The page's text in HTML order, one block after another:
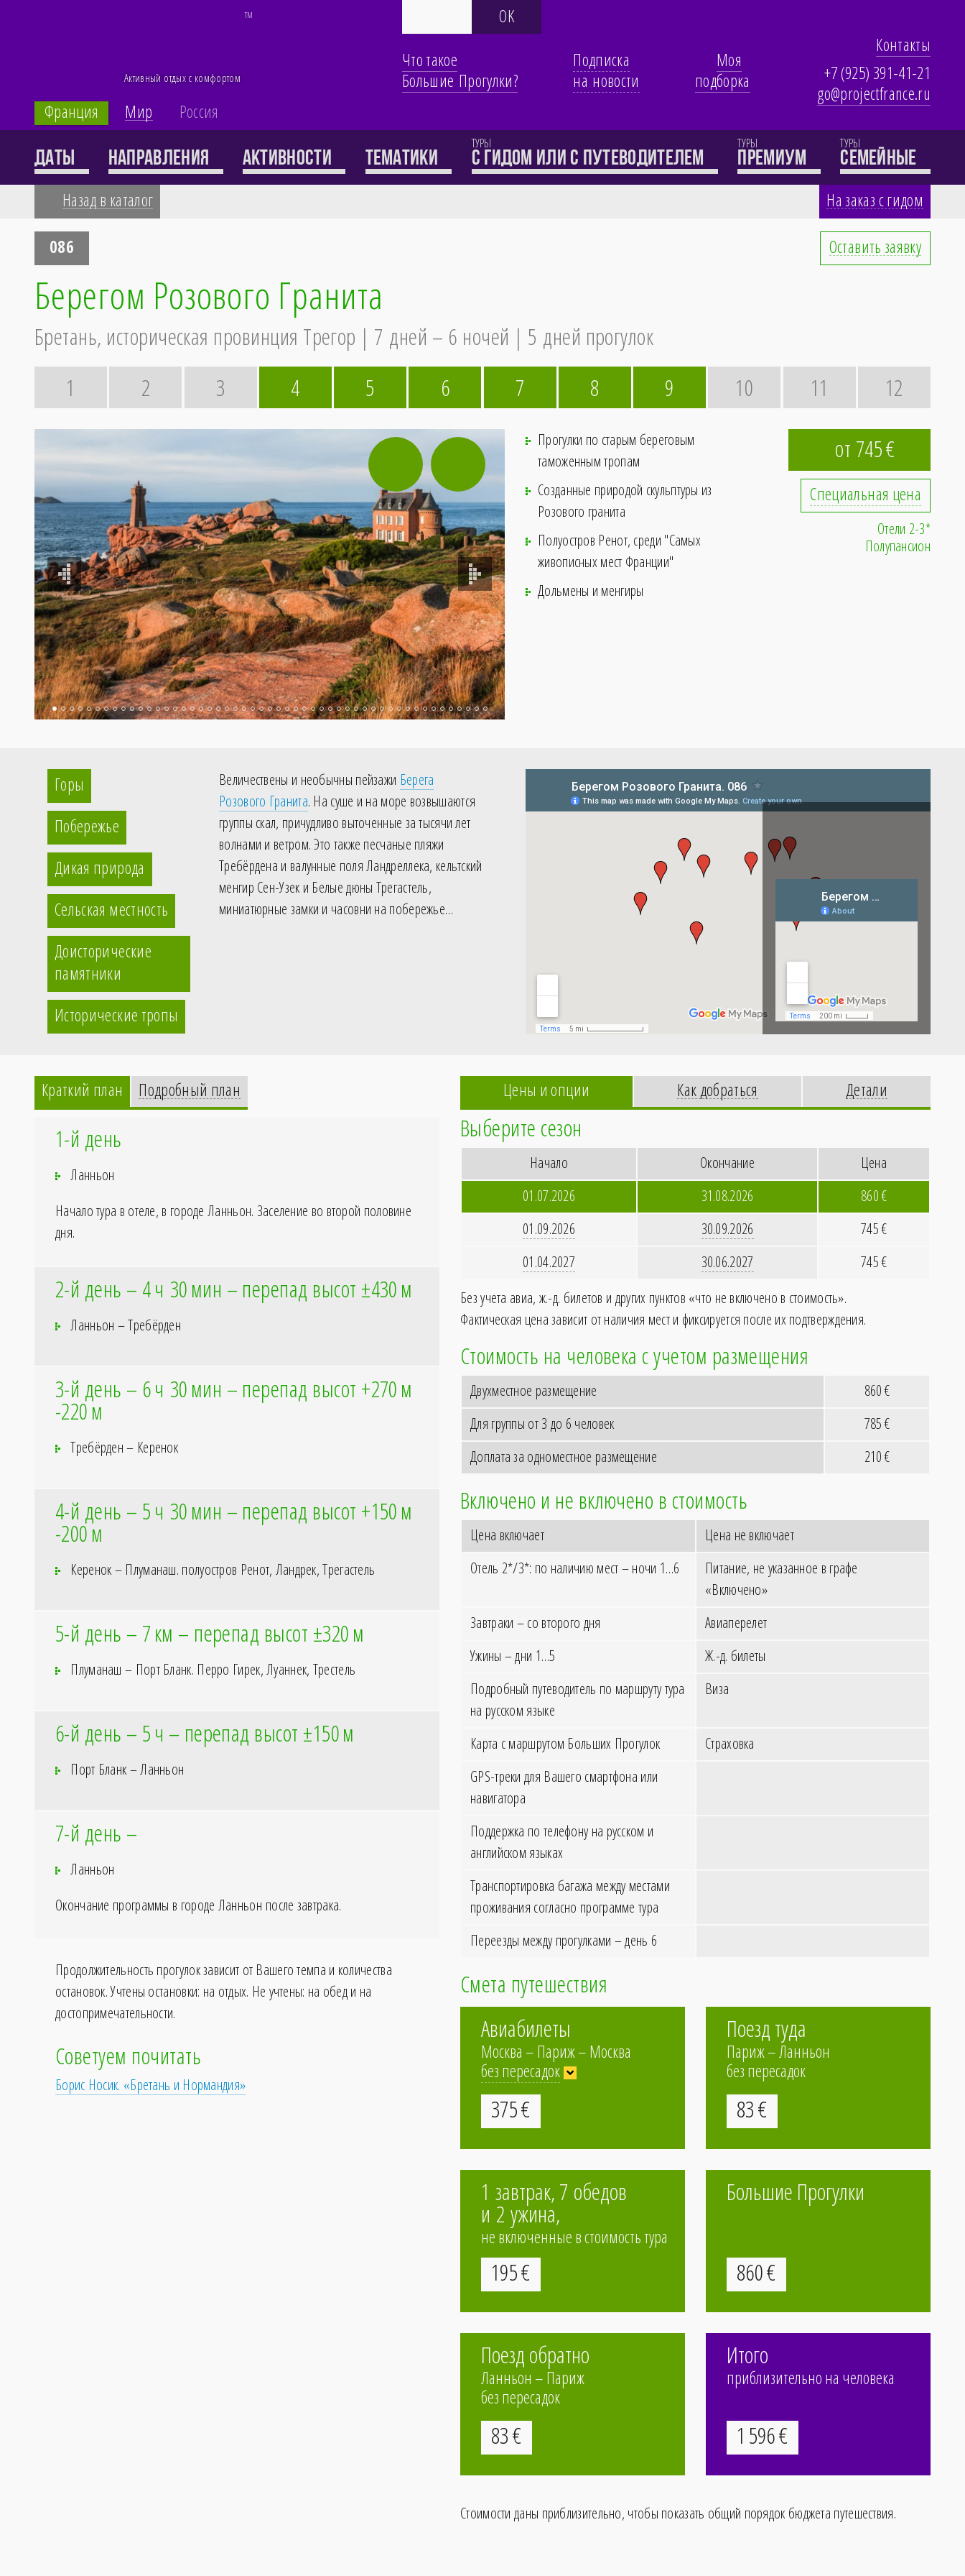
TM
Активный отдых с комфортом
Франция Мир Россия
Что такое
Большие Прогулки?
Подписка
на новости
Моя
подборка
Контакты
+7 (925) 391-41-21
go@projectfrance.ru
Каталог
Назад в каталог На заказ с гидом
086 Оставить заявку
Берегом Розового Гранита
Бретань, историческая провинция Трегор 7 дней – 6 ночей
5 дней прогулок
1
2 3 4 5 6 7 8 9 10 11 12
Прогулки по старым береговым
таможенным тропам
Созданные природой скульптуры из
Розового гранита
Полуостров Ренот, среди "Самых
живописных мест Франции"
Дольмены и менгиры
от 745€
Специальная цена
Отели 2-3*
Полупансион
Горы
Побережье
Дикая природа
Сельская местность
Доисторические
памятники
Исторические тропы
Величествены и необычны пейзажи Берега
Розового Гранита. На суше и на море возвышаются
группы скал, причудливо выточенные за тысячи лет
волнами и ветром. Это также песчаные пляжи
Требёрдена и валунные поля Ландреллека, кельтский
менгир Сен-Узек и Белые дюны Трегастель,
миниатюрные замки и часовни на побережье…
Цены и опции Как добраться Детали
Краткий план Подробный план
1-й день
Ланньон
Начало тура в отеле, в городе Ланньон. Заселение во второй половине
дня.
2-й день – 4ч 30мин – перепад высот ±430м
Ланньон – Требёрден
3-й день – 6ч 30мин – перепад высот +270м
-220м
Требёрден – Керенок
4-й день – 5ч 30мин – перепад высот +150м
-200м
Керенок – Плуманаш. полуостров Ренот, Ландрек, Трегастель
5-й день – 7км – перепад высот ±320м
Плуманаш – Порт Бланк. Перро Гирек, Луаннек, Трестель
6-й день – 5ч – перепад высот ±150м
Порт Бланк – Ланньон
7-й день –
Ланньон
Окончание программы в городе Ланньон после завтрака.
Продолжительность прогулок зависит от Вашего темпа и количества
остановок. Учтены остановки: на отдых. Не учтены: на обед и на
достопримечательности.
Советуем почитать
Борис Носик. «Бретань и Нормандия»
Выберите сезон
Начало Окончание
Цена
01.07.2026
31.08.2026 860€
01.09.2026
30.09.2026 745€
01.04.2027
30.06.2027 745€
Без учета авиа, ж.-д. билетов и других пунктов «что не включено в стоимость».
Фактическая цена зависит от наличия мест и фиксируется после их подтверждения.
Стоимость на человека с учетом размещения
Двухместное размещение 860€
Для группы от 3 до 6 человек
785€
Доплата за одноместное размещение
210€
Включено и не включено в стоимость
Цена включает
Цена не включает
Отель 2*/3*: по наличию мест – ночи 1…6
Питание, не указанное в графе
«Включено»
Завтраки – со второго дня
Авиаперелет
Ужины – дни 1…5
Ж.-д. билеты
Подробный путеводитель по маршруту тура
на русском языке
Виза
Карта с маршрутом Больших Прогулок
Страховка
GPS-треки для Вашего смартфона или
навигатора
Поддержка по телефону на русском и
английском языках
Транспортировка багажа между местами
проживания согласно программе тура
Переезды между прогулками – день 6
Смета путешествия
Авиабилеты
Москва – Париж – Москва
без пересадок
375€
без пересадок
c 1-ой пересадкой
Поезд туда
Париж – Ланньон
без пересадок
83€
Большие Прогулки
860€
undefined
undefined
1 завтрак, 7 обедов
и 2 ужина,
не включенные в стоимость тура
195€
Поезд обратно
Ланньон – Париж
без пересадок
83€
Итого
приблизительно на человека
1 596€
Стоимости даны приблизительно, чтобы показать общий порядок бюджета путешествия.
Даты Направления Активности Тематики
ТУРЫ
с гидом или с путеводителем
ТУРЫ
премиум
ТУРЫ
семейные
71 тур